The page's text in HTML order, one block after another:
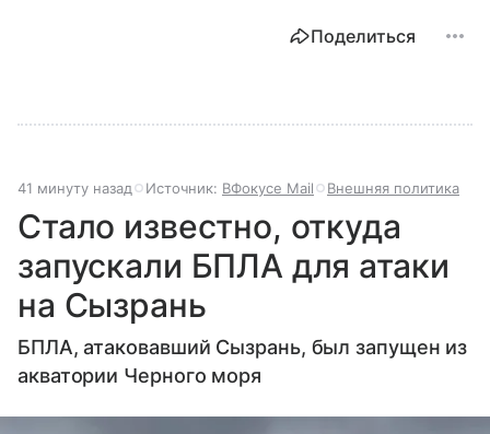
Поделиться
41 минуту назад Источник: ВФокусе Mail Внешняя политика
Стало известно, откуда
запускали БПЛА для атаки
на Сызрань
БПЛА, атаковавший Сызрань, был запущен из
акватории Черного моря